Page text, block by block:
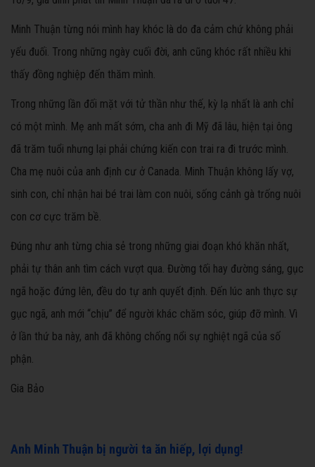
Minh Thuận từng nói mình hay khóc là do đa cảm chứ không phải
yếu đuối. Trong những ngày cuối đời, anh cũng khóc rất nhiều khi
thấy đồng nghiệp đến thăm mình.
Trong những lần đối mặt với tử thần như thế, kỳ lạ nhất là anh chỉ
có một mình. Mẹ anh mất sớm, cha anh đi Mỹ đã lâu, hiện tại ông
đã trăm tuổi nhưng lại phải chứng kiến con trai ra đi trước mình.
Cha mẹ nuôi của anh định cư ở Canada. Minh Thuận không lấy vợ,
sinh con, chỉ nhận hai bé trai làm con nuôi, sống cảnh gà trống nuôi
con cơ cực trăm bề.
Đúng như anh từng chia sẻ trong những giai đoạn khó khăn nhất,
phải tự thân anh tìm cách vượt qua. Đường tối hay đường sáng, gục
ngã hoặc đứng lên, đều do tự anh quyết định. Đến lúc anh thực sự
gục ngã, anh mới “chịu” để người khác chăm sóc, giúp đỡ mình. Vì
ở lần thứ ba này, anh đã không chống nổi sự nghiệt ngã của số
phận.
Gia Bảo
Anh Minh Thuận bị người ta ăn hiếp, lợi dụng!